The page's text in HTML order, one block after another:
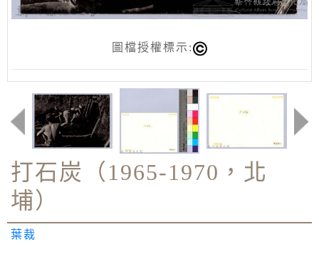
圖檔授權標示:
打石炭（1965-1970，北
埔）
葉裁